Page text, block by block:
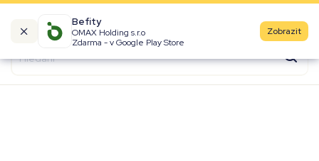
Befity
OMAX Holding s.r.o
Zdarma - v Google Play Store
Zobrazit
Kalorické tabulky